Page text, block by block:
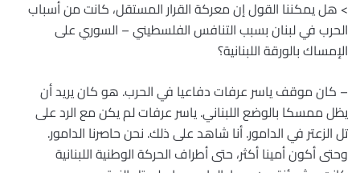
> هل يمكننا القول إن معركة القرار المستقل، كانت من أسباب
الحرب في لبنان بسبب التنافس الفلسطيني – السوري على
الإمساك بالورقة اللبنانية؟
– كان موقف ياسر عرفات دفاعيا في الحرب. هو كان يريد أن
يظل ممسكا بالوضع اللبناني. ياسر عرفات لم يكن مع الرد على
تل الزعتر في الدامور. أنا شاهد على ذلك. نحن حاصرنا الدامور.
وحتى أكون أمينا أكثر، حتى أطراف الحركة الوطنية اللبنانية